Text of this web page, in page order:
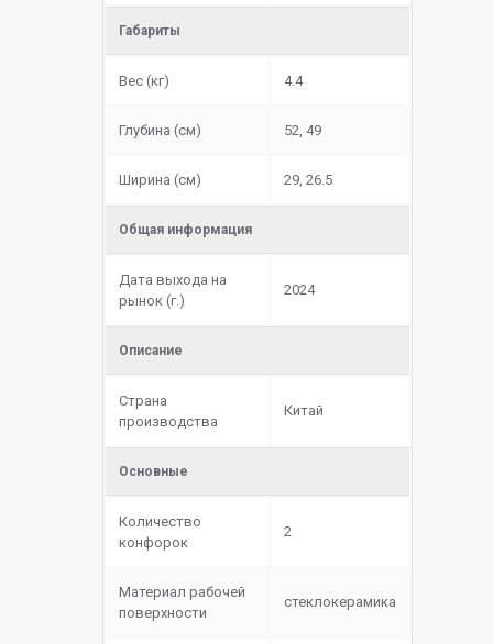
Габариты
Вес (кг) 4.4
Глубина (см) 52, 49
Ширина (см) 29, 26.5
Общая информация
Дата выхода на
рынок (г.)
2024
Описание
Страна
производства
Китай
Основные
Количество
конфорок
2
Материал рабочей
поверхности
cтеклокерамика